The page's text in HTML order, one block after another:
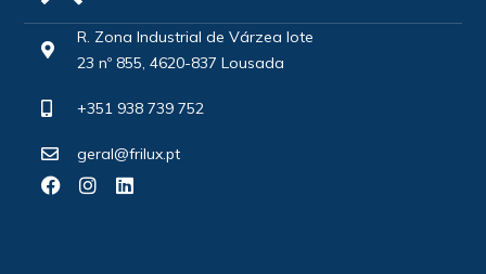
R. Zona Industrial de Várzea lote
23 nº 855, 4620-837 Lousada
+351 938 739 752
geral@frilux.pt